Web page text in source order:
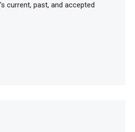
current, past, and accepted